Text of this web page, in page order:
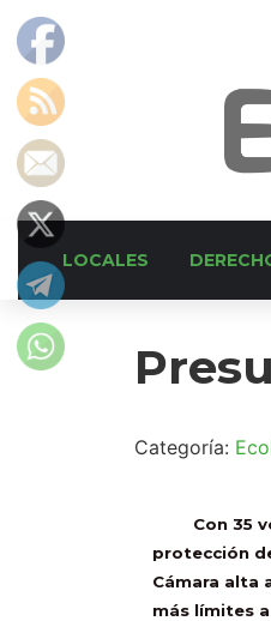
LOCALES
Categoría:
Con 35
protección
Cámara alta
más límites